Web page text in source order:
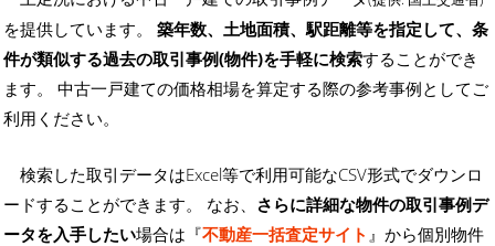
を提供しています。 築年数、土地面積、駅距離等を指定して、条
件が類似する過去の取引事例(物件)を手軽に検索することができ
ます。 中古一戸建ての価格相場を算定する際の参考事例としてご
利用ください。
検索した取引データはExcel等で利用可能なCSV形式でダウンロ
ードすることができます。 なお、 さらに詳細な物件の取引事例デ
ータを入手したい場合は『不動産一括査定サイト 』から個別物件